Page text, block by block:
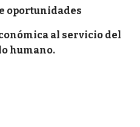
oportunidades
al servicio del
humano.